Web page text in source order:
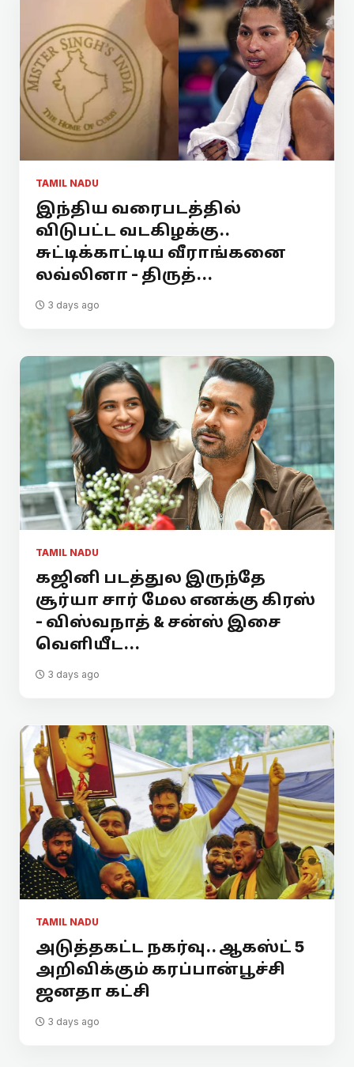
TAMIL NADU
இந்திய வரைபடத்தில்
விடுபட்ட வடகிழக்கு..
சுட்டிக்காட்டிய வீராங்கனை
லவ்லினா - திருத்...
3 days ago
TAMIL NADU
கஜினி படத்துல இருந்தே
சூர்யா சார் மேல எனக்கு கிரஸ்
- விஸ்வநாத் & சன்ஸ் இசை
வெளியீட...
3 days ago
TAMIL NADU
அடுத்தகட்ட நகர்வு.. ஆகஸ்ட் 5
அறிவிக்கும் கரப்பான்பூச்சி
ஜனதா கட்சி
3 days ago